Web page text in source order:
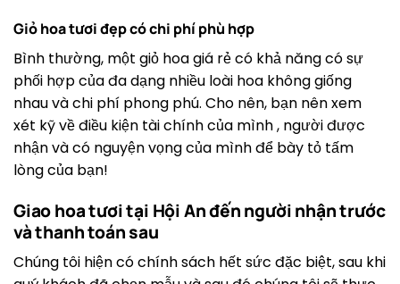
Giỏ hoa tươi đẹp có chi phí phù hợp
Bình thường, một giỏ hoa giá rẻ có khả năng có sự
phối hợp của đa dạng nhiều loài hoa không giống
nhau và chi phí phong phú. Cho nên, bạn nên xem
xét kỹ về điều kiện tài chính của mình , người được
nhận và có nguyện vọng của mình để bày tỏ tấm
lòng của bạn!
Giao hoa tươi tại Hội An đến người nhận trước
và thanh toán sau
Chúng tôi hiện có chính sách hết sức đặc biệt, sau khi